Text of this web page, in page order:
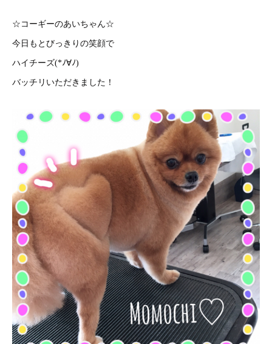
☆コーギーのあいちゃん☆
今日もとびっきりの笑顔で
ハイチーズ(*ﾉ∀ﾉ)
バッチリいただきました！